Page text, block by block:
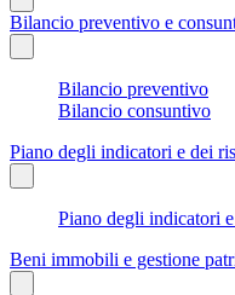
Bilancio preventivo e
Bilancio preventivo
Bilancio consuntivo
Piano degli indicatori e dei
Piano degli indicatori
Beni immobili e gestione